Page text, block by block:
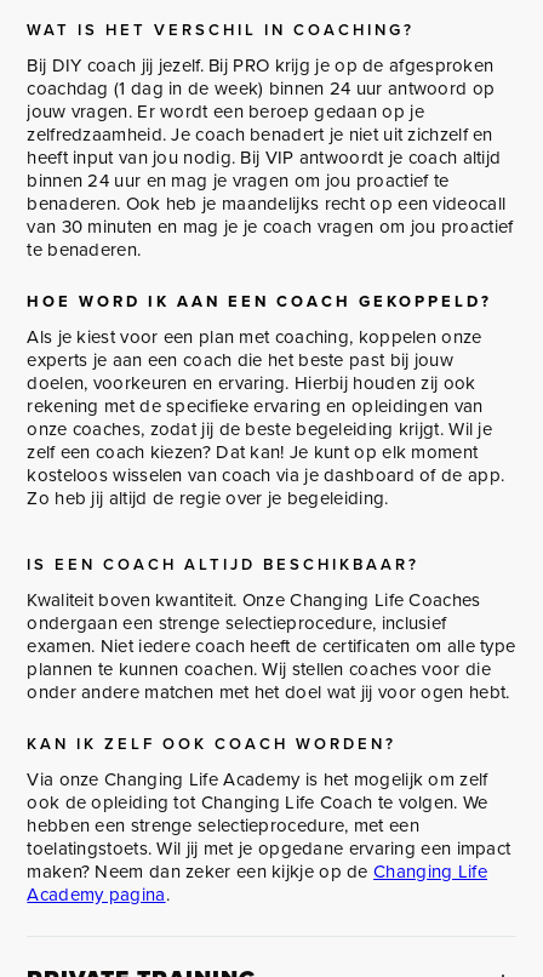
WAT IS HET VERSCHIL IN COACHING?
Bij DIY coach jij jezelf. Bij PRO krijg je op de afgesproken
coachdag (1 dag in de week) binnen 24 uur antwoord op
jouw vragen. Er wordt een beroep gedaan op je
zelfredzaamheid. Je coach benadert je niet uit zichzelf en
heeft input van jou nodig. Bij VIP antwoordt je coach altijd
binnen 24 uur en mag je vragen om jou proactief te
benaderen. Ook heb je maandelijks recht op een videocall
van 30 minuten en mag je je coach vragen om jou proactief
te benaderen.
HOE WORD IK AAN EEN COACH GEKOPPELD?
Als je kiest voor een plan met coaching, koppelen onze
experts je aan een coach die het beste past bij jouw
doelen, voorkeuren en ervaring. Hierbij houden zij ook
rekening met de specifieke ervaring en opleidingen van
onze coaches, zodat jij de beste begeleiding krijgt. Wil je
zelf een coach kiezen? Dat kan! Je kunt op elk moment
kosteloos wisselen van coach via je dashboard of de app.
Zo heb jij altijd de regie over je begeleiding.
IS EEN COACH ALTIJD BESCHIKBAAR?
Kwaliteit boven kwantiteit. Onze Changing Life Coaches
ondergaan een strenge selectieprocedure, inclusief
examen. Niet iedere coach heeft de certificaten om alle type
plannen te kunnen coachen. Wij stellen coaches voor die
onder andere matchen met het doel wat jij voor ogen hebt.
KAN IK ZELF OOK COACH WORDEN?
Via onze Changing Life Academy is het mogelijk om zelf
ook de opleiding tot Changing Life Coach te volgen. We
hebben een strenge selectieprocedure, met een
toelatingstoets. Wil jij met je opgedane ervaring een impact
maken? Neem dan zeker een kijkje op deChanging Life
Academy pagina.